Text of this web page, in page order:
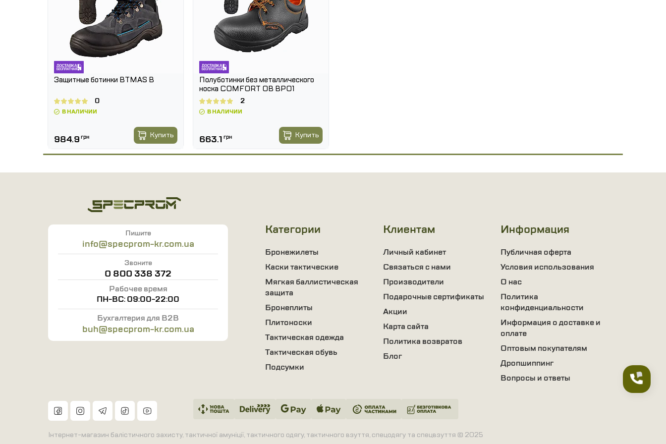
Категория защиты: 01 SRC
Размеры: 38 - 48
Сертификат CE; EN ISO 20347:2012
Защитные ботинки BTMAS B
В НАЛИЧИИ
0
984.9 грн Купить
Полуботинки без металлического
носка COMFORT OB BPO1
В НАЛИЧИИ
2
663.1 грн Купить
Пишите
info@specprom-kr.com.ua
Звоните
0 800 338 372
Рабочее время
ПН-ВС: 09:00-22:00
Бухгалтерия для B2B
buh@specprom-kr.com.ua
Категории
Бронежилеты
Каски тактические
Мягкая баллистическая
защита
Бронеплиты
Плитоноски
Тактическая одежда
Тактическая обувь
Подсумки
Клиентам
Личный кабинет
Связаться с нами
Производители
Подарочные сертификаты
Акции
Карта сайта
Политика возвратов
Блог
Информация
Публичная оферта
Условия использования
О нас
Политика
конфиденциальности
Информация о доставке и
оплате
Оптовым покупателям
Дропшиппинг
Вопросы и ответы
Інтернет-магазин балістичного захисту, тактичної амуніції, тактичного одягу, тактичного взуття, спецодягу та спецвзуття © 2025